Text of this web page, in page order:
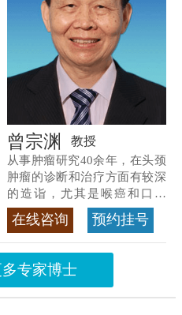
曾宗渊 教授
从事肿瘤研究40余年，在头颈
肿瘤的诊断和治疗方面有较深
的造诣，尤其是喉癌和口腔
癌，迄今仍是广东喉癌单病种
首席专家>>查看专家详情
在线咨询 预约挂号
专家博士